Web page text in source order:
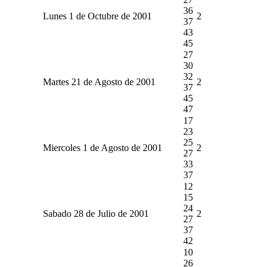
Lunes 1 de Octubre de 2001
36
37
43
45
2
Martes 21 de Agosto de 2001
27
30
32
37
45
47
2
Miercoles 1 de Agosto de 2001
17
23
25
27
33
37
2
Sabado 28 de Julio de 2001
12
15
24
27
37
42
2
10
26